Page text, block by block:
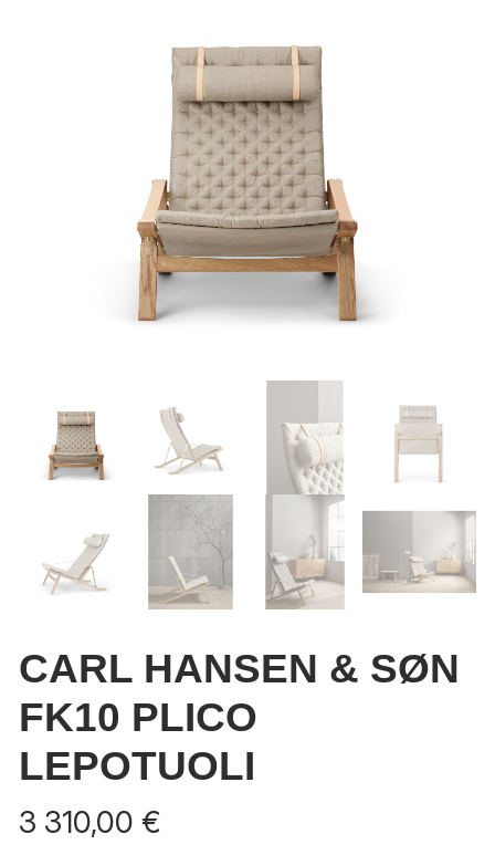
CARL HANSEN & SØN
FK10 PLICO
LEPOTUOLI
3 310,00 €